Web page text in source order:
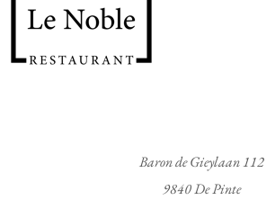
Baron de Gieylaan 112
9840 De Pinte